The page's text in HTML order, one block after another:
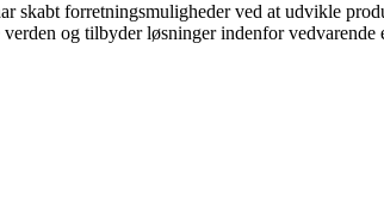
skabt forretningsmuligheder ved at udvikle
og tilbyder løsninger indenfor